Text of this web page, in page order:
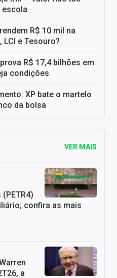
escola
R$ 10 mil na
LCI e Tesouro?
R$ 17,4 bilhões em
condições
XP bate o martelo
da bolsa
VER MAIS
confira as mais
a